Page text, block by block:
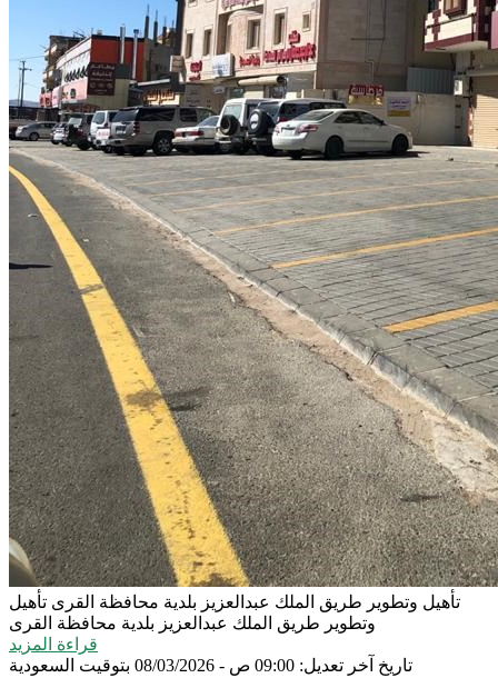
تأهيل وتطوير طريق الملك عبدالعزيز بلدية محافظة القرى تأهيل
وتطوير طريق الملك عبدالعزيز بلدية محافظة القرى
قراءة المزيد
تاريخ آخر تعديل: 09:00 ص - 08/03/2026 بتوقيت السعودية